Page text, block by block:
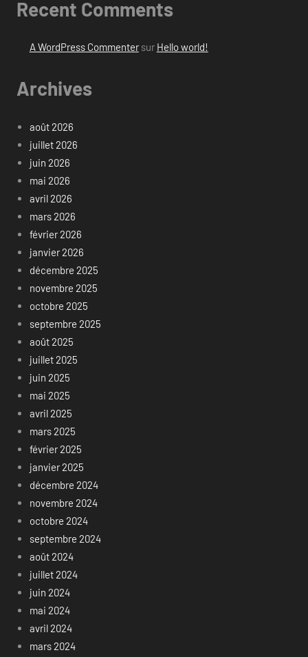
Recent Comments
A WordPress Commentersur Hello world!
Archives
août 2026
juillet 2026
juin 2026
mai 2026
avril 2026
mars 2026
février 2026
janvier 2026
décembre 2025
novembre 2025
octobre 2025
septembre 2025
août 2025
juillet 2025
juin 2025
mai 2025
avril 2025
mars 2025
février 2025
janvier 2025
décembre 2024
novembre 2024
octobre 2024
septembre 2024
août 2024
juillet 2024
juin 2024
mai 2024
avril 2024
mars 2024